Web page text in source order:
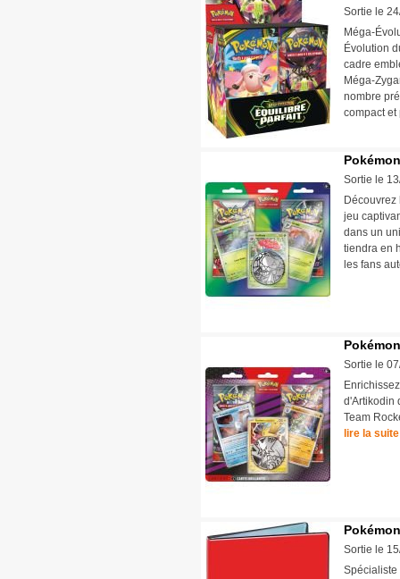
Sortie le
Méga-
Évolution
cadre
Méga-
nombre
compact
Sortie le
jeu
dans un
tiendra en
les fans
Sortie le
d'Artikodin
Team
lire la suite
Sortie le
Spécialiste